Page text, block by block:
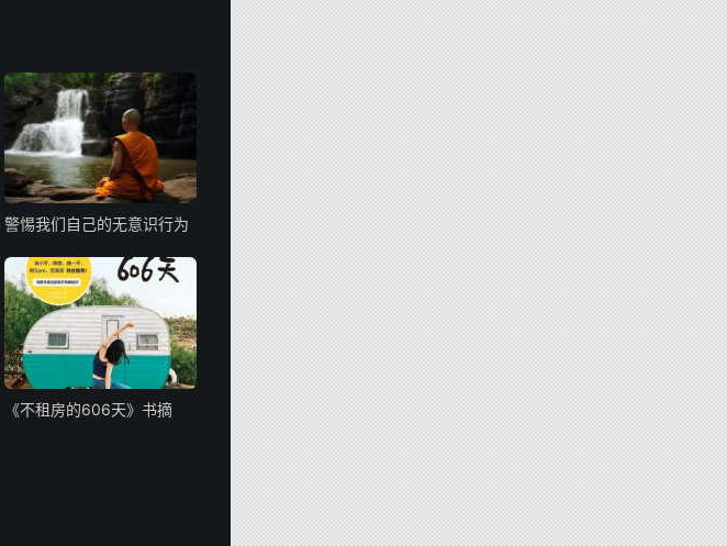
警惕我们自己的无意识行为
《不租房的606天》书摘